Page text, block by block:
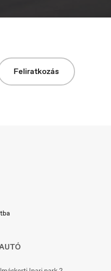
Feliratkozás